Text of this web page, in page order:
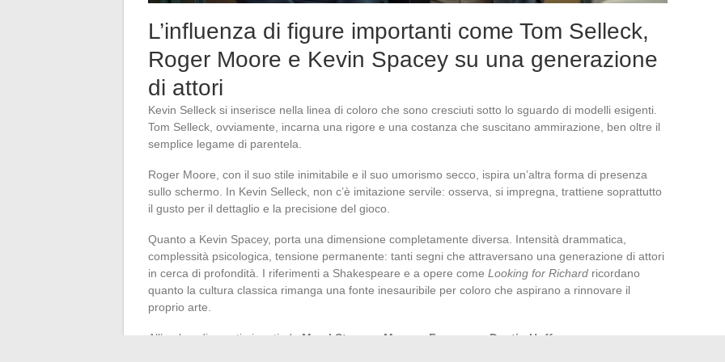
L’influenza di figure importanti come Tom Selleck,
Roger Moore e Kevin Spacey su una generazione
di attori
Kevin Selleck si inserisce nella linea di coloro che sono cresciuti sotto lo sguardo di modelli esigenti.
Tom Selleck, ovviamente, incarna una rigore e una costanza che suscitano ammirazione, ben oltre il
semplice legame di parentela.
Roger Moore, con il suo stile inimitabile e il suo umorismo secco, ispira un’altra forma di presenza
sullo schermo. In Kevin Selleck, non c’è imitazione servile: osserva, si impregna, trattiene soprattutto
il gusto per il dettaglio e la precisione del gioco.
Quanto a Kevin Spacey, porta una dimensione completamente diversa. Intensità drammatica,
complessità psicologica, tensione permanente: tanti segni che attraversano una generazione di attori
in cerca di profondità. I riferimenti a Shakespeare e a opere come Looking for Richard ricordano
quanto la cultura classica rimanga una fonte inesauribile per coloro che aspirano a rinnovare il
proprio arte.
All’ombra di questi giganti, da Meryl Streep Morgan Freeman Dustin Hoffman